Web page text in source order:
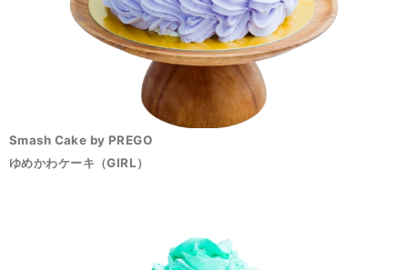
Smash Cake by PREGO
ゆめかわケーキ（GIRL）